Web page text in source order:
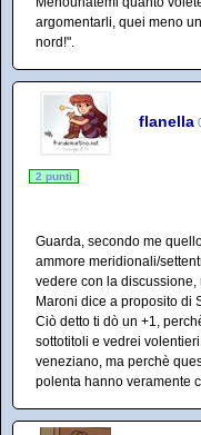
argomentarli, quei meno
nord!".
flanella
2 punti
Guarda, secondo me
ammore meridionali/
vedere con la
Maroni dice a proposito di
Ciò detto ti dò un +1,
sottotitoli e vedrei
veneziano, ma perchè
polenta hanno veramente